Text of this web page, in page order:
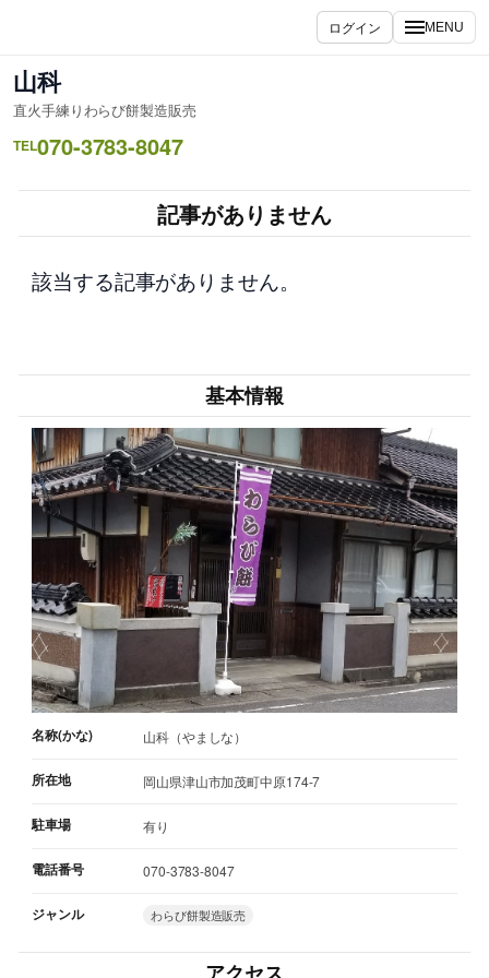
ス
キ
ッ
ログイン MENU
山科
直火手練りわらび餅製造販売
TEL070-3783-8047
記事がありません
該当する記事がありません。
基本情報
名称(かな) 山科（やましな）
所在地 岡山県津山市加茂町中原174-7
駐車場 有り
電話番号 070-3783-8047
ジャンル わらび餅製造販売